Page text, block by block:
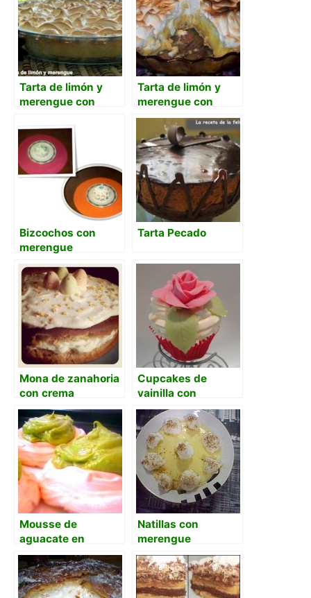
Tarta de limón y
merengue con
Tarta de limón y
merengue con
masa quebrada y
nata
Bizcochos con
merengue
Tarta Pecado
Mona de zanahoria
con crema
mascarpone al
limón
Cupcakes de
vainilla con
merengue suizo
Mousse de
aguacate en
merengue
Natillas con
merengue